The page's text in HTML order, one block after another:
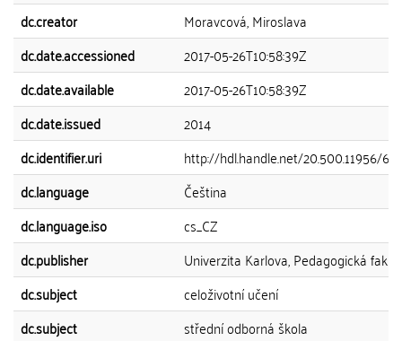
dc.creator
Moravcová, Miroslava
dc.date.accessioned
2017-05-26T10:58:39Z
dc.date.available
2017-05-26T10:58:39Z
dc.date.issued
2014
dc.identifier.uri
http://hdl.handle.net/20.500.11956/
dc.language
Čeština
dc.language.iso
cs_CZ
dc.publisher
Univerzita Karlova, Pedagogická
dc.subject
celoživotní učení
dc.subject
střední odborná škola